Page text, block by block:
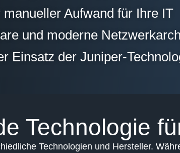
manueller Aufwand für Ihre IT
und moderne
Einsatz der Juniper-
Technologie
Technologien und Hersteller.